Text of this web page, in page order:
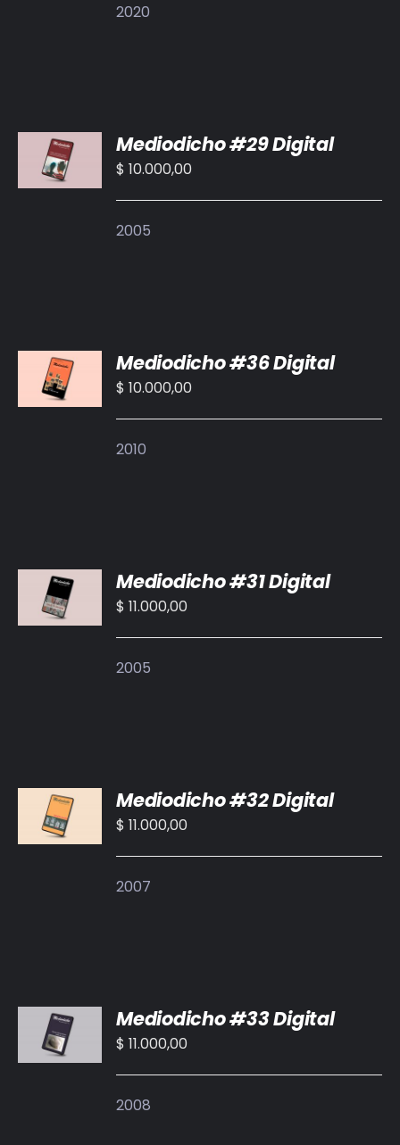
2020
AL
CARRITO
/
Mediodicho #29 Digital
$ 10.000,00
2005
AL
CARRITO
/
Mediodicho #36 Digital
$ 10.000,00
2010
AL
CARRITO
/
Mediodicho #31 Digital
$ 11.000,00
2005
AL
CARRITO
/
Mediodicho #32 Digital
$ 11.000,00
2007
AL
CARRITO
/
Mediodicho #33 Digital
$ 11.000,00
2008